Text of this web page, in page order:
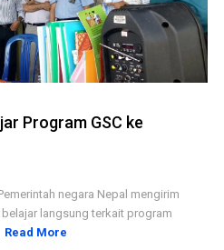
Program GSC ke
negara Nepal mengirim
langsung terkait program
Read More